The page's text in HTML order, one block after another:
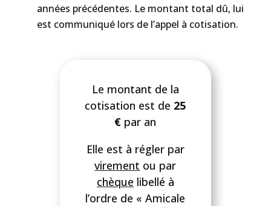
années précédentes. Le montant total dû, lui
est communiqué lors de l’appel à cotisation.
Le montant de la
cotisation est de 25
€ par an
Elle est à régler par
virement ou par
chèque libellé à
l’ordre de « Amicale